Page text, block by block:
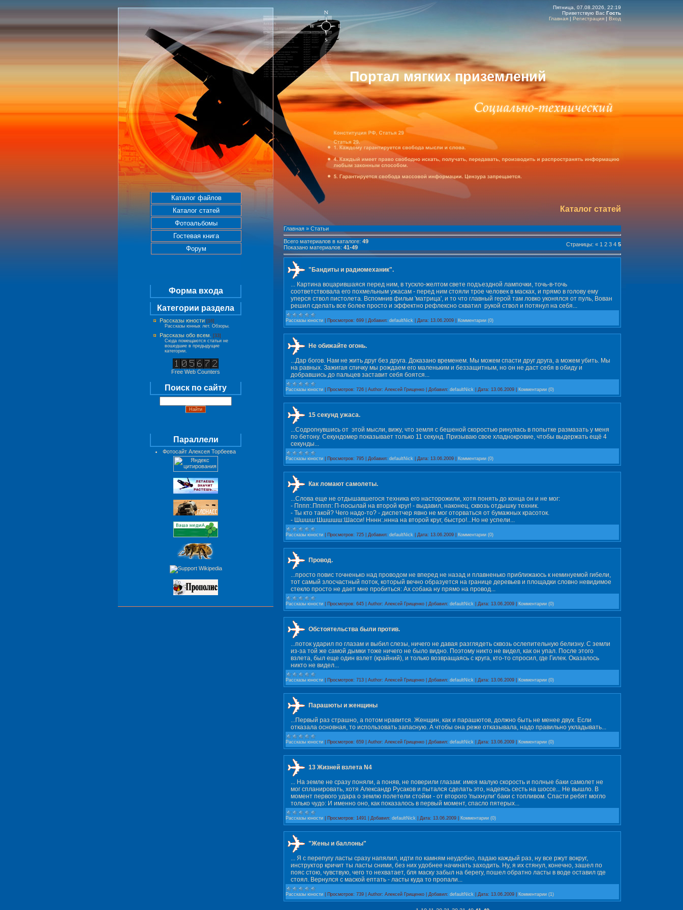
Каталог файлов
Каталог статей
Фотоальбомы
Гостевая книга
Форум
Форма входа
Категории раздела
Рассказы юности [16]
Рассказы юнных лет. Обзоры.
Рассказы обо всем.
[33]
Сюда помещаются статьи не
вошедшие в предыдущие
категории.
Free Web Counters
Поиск по сайту
Параллели
Фотосайт Алексея Торбеева
Пятница, 07.08.2026, 22:19
Приветствую Вас Гость
Главная | Регистрация | Вход
Портал мягких приземлений
Каталог статей
Главная » Статьи
Всего материалов в каталоге: 49
Показано материалов: 41-49 Страницы: « 1 2 3 4 5
"Бандиты и радиомеханик".
... Картина воцарившаяся перед ним, в тускло-желтом свете подъездной лампочки, точь-в-точь
соответствовала его похмельным ужасам - перед ним стояли трое человек в масках, и прямо в голову ему
уперся ствол пистолета. Вспомнив фильм 'матрица', и то что главный герой там ловко уконялся от пуль, Вован
решил сделать все более просто и эффектно рефлексно схватил рукой ствол и потянул на себя...
Рассказы юности Просмотров: 699 Добавил: defaultNick Дата: 13.06.2009 Комментарии (0)
Не обижайте огонь.
...Дар богов. Нам не жить друг без друга. Доказано временем. Мы можем спасти друг друга, а можем убить. Мы
на равных. Зажигая спичку мы рождаем его маленьким и беззащитным, но он не даст себя в обиду и
добравшись до пальцев заставит себя боятся...
Рассказы юности Просмотров: 726 Author: Алексей Грищенко Добавил: defaultNick Дата: 13.06.2009 Комментарии (0)
15 секунд ужаса.
...Cодрогнувшись от этой мысли, вижу, что земля с бешеной скоростью ринулась в попытке размазать у меня
по бетону. Секундомер показывает только 11 секунд. Призываю свое хладнокровие, что­бы выдержать ещё 4
секунды...
Рассказы юности Просмотров: 795 Добавил: defaultNick Дата: 13.06.2009 Комментарии (0)
Как ломают самолеты.
...Cлова еще не отдышавшегося техника его насторожили, хотя понять до конца он и не мог:
- Пппп:.Ппппп: П-посылай на второй круг! - выдавил, наконец, сквозь отдышку техник.
- Ты кто такой? Чего надо-то? - диспетчер явно не мог оторваться от бумажных красоток.
- Шшшш:Шшшшш:Шасси! Нннн:.ннна на второй круг, быстро!...Но не успели...
Рассказы юности Просмотров: 725 Добавил: defaultNick Дата: 13.06.2009 Комментарии (0)
Провод.
...просто повис точненько над проводом не вперед не назад и плавненько приближаюсь к неминуемой гибели,
тот самый злосчастный поток, который вечно образуется на границе деревьев и площадки словно невидимое
стекло просто не дает мне пробиться: Ах собака ну прямо на провод...
Рассказы юности Просмотров: 645 Author: Алексей Грищенко Добавил: defaultNick Дата: 13.06.2009 Комментарии (0)
Обстоятельства были против.
...поток ударил по глазам и выбил слезы, ничего не давая разглядеть сквозь ослепительную белизну. С земли
из-за той же самой дымки тоже ничего не было видно. Поэтому никто не видел, как он упал. После этого
взлета, был еще один взлет (крайний), и только возвращаясь с круга, кто-то спросил, где Гилек. Оказалось
никто не видел...
Рассказы юности Просмотров: 713 Author: Алексей Грищенко Добавил: defaultNick Дата: 13.06.2009 Комментарии (0)
Парашюты и женщины
...Первый раз страшно, а потом нравится. Женщин, как и парашютов, должно быть не менее двух. Если
отказала основная, то использовать запасную. А чтобы она реже отказывала, надо правильно укладывать...
Рассказы юности Просмотров: 659 Author: Алексей Грищенко Добавил: defaultNick Дата: 13.06.2009 Комментарии (0)
13 Жизней взлета N4
... На земле не сразу поняли, а поняв, не поверили глазам: имея малую скорость и полные баки самолет не
мог спланировать, хотя Александр Русаков и пытался сделать это, надеясь сесть на шоссе... Не вышло. В
момент первого удара о землю полетели стойки - от второго 'пыхнули' баки с топливом. Спасти ребят могло
только чудо: И именно оно, как показалось в первый момент, спасло пятерых...
Рассказы юности Просмотров: 1491 Добавил: defaultNick Дата: 13.06.2009 Комментарии (0)
"Жены и баллоны"
... Я с перепугу ласты сразу напялил, идти по камням неудобно, падаю каждый раз, ну все ржут вокруг,
инструктор кричит ты ласты сними, без них удобнее начинать заходить. Ну, я их стянул, конечно, зашел по
пояс стою, чувствую, чего то нехватает, бля маску забыл на берегу, пошел обратно ласты в воде оставил где
стоял. Вернулся с маской ептать - ласты куда то пропали...
Рассказы юности Просмотров: 739 Author: Алексей Грищенко Добавил: defaultNick Дата: 13.06.2009 Комментарии (1)